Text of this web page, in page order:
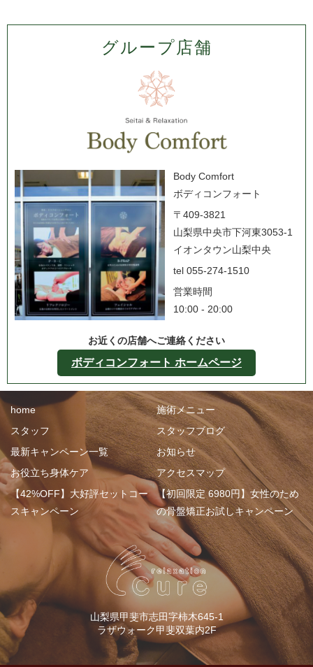
グループ店舗
Body Comfort
ボディコンフォート
〒409-3821
山梨県中央市下河東3053-1
イオンタウン山梨中央
tel 055-274-1510
営業時間
10:00 - 20:00
お近くの店舗へご連絡ください
ボディコンフォート ホームページ
home
施術メニュー
スタッフ
スタッフブログ
最新キャンペーン一覧
お知らせ
お役立ち身体ケア
アクセスマップ
【42%OFF】大好評セットコー
スキャンペーン
【初回限定 6980円】女性のため
の骨盤矯正お試しキャンペーン
山梨県甲斐市志田字柿木645-1
ラザウォーク甲斐双葉内2F